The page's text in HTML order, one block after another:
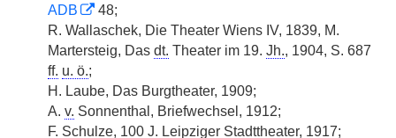
ADB
48;
R. Wallaschek, Die Theater Wiens IV, 1839, M.
Martersteig, Das dt. Theater im 19. Jh., 1904, S. 687
ff. u. ö.;
H. Laube, Das Burgtheater, 1909;
A. v. Sonnenthal, Briefwechsel, 1912;
F. Schulze, 100 J. Leipziger Stadttheater, 1917;